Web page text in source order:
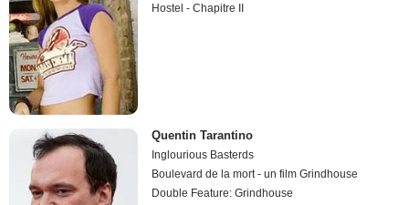
Hostel - Chapitre II
Quentin Tarantino
Inglourious Basterds
Boulevard de la mort - un film Grindhouse
Double Feature: Grindhouse